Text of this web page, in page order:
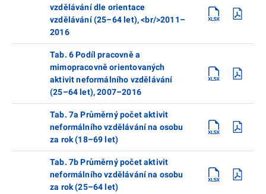
vzdělávání dle orientace
vzdělávání (25–64 let), <br/>2011–
2016
Tab. 6 Podíl pracovně a
mimopracovně orientovaných
aktivit neformálního vzdělávání
(25–64 let), 2007–2016
Tab. 7a Průměrný počet aktivit
neformálního vzdělávání na osobu
za rok (18–69 let)
Tab. 7b Průměrný počet aktivit
neformálního vzdělávání na osobu
za rok (25–64 let)